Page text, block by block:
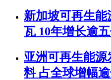
新加坡可再生能
瓦 10年增长逾
亚洲可再生能
料 占全球增幅